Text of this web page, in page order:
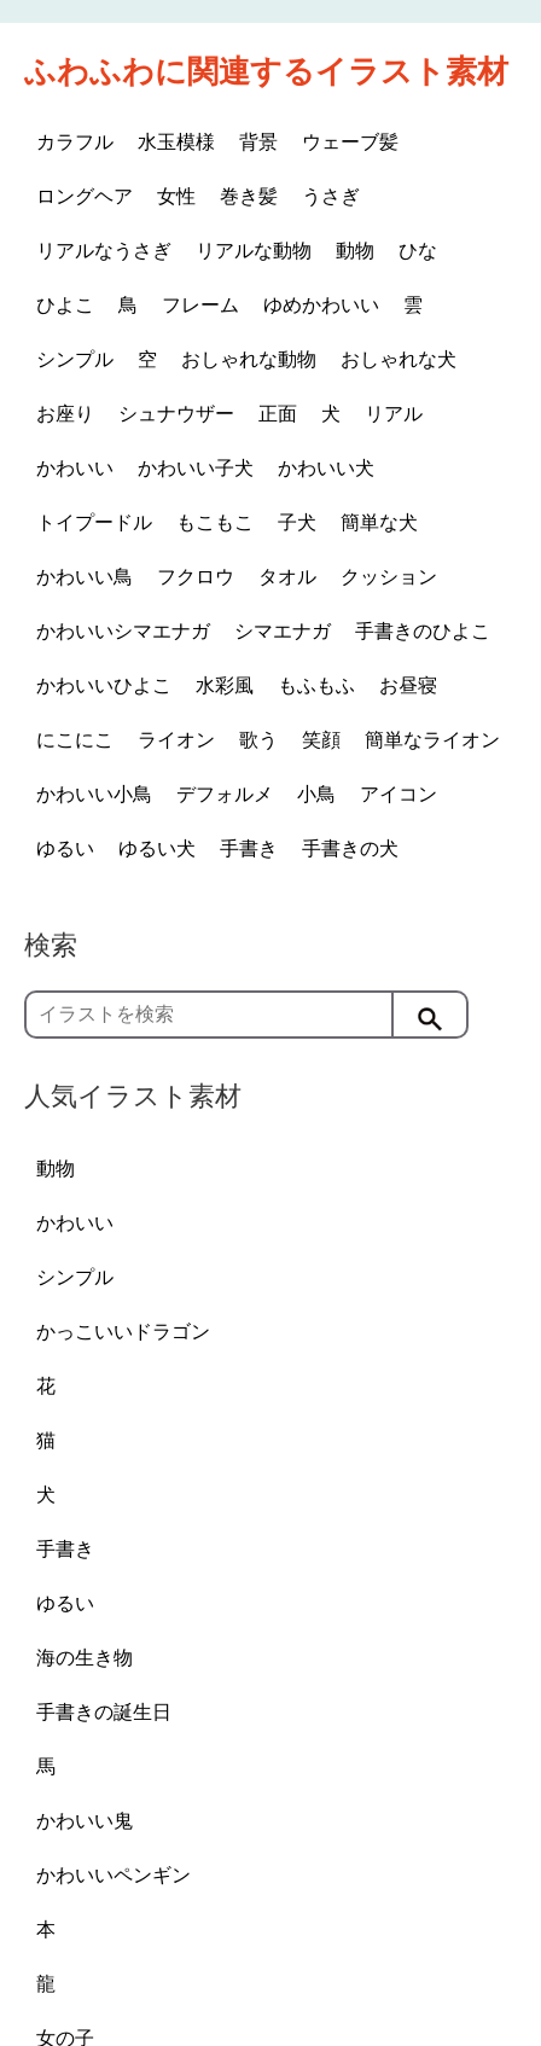
ふわふわに関連するイラスト素材
カラフル 水玉模様 背景 ウェーブ髪
ロングヘア 女性 巻き髪 うさぎ
リアルなうさぎ リアルな動物 動物 ひな
ひよこ 鳥 フレーム ゆめかわいい 雲
シンプル 空 おしゃれな動物 おしゃれな犬
お座り シュナウザー 正面 犬 リアル
かわいい かわいい子犬 かわいい犬
トイプードル もこもこ 子犬 簡単な犬
かわいい鳥 フクロウ タオル クッション
かわいいシマエナガ シマエナガ 手書きのひよこ
かわいいひよこ 水彩風 もふもふ お昼寝
にこにこ ライオン 歌う 笑顔 簡単なライオン
かわいい小鳥 デフォルメ 小鳥 アイコン
ゆるい ゆるい犬 手書き 手書きの犬
検索
人気イラスト素材
動物
かわいい
シンプル
かっこいいドラゴン
花
猫
犬
手書き
ゆるい
海の生き物
手書きの誕生日
馬
かわいい鬼
かわいいペンギン
本
龍
女の子